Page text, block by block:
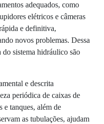
adequados, como
elétricos e câmeras
e definitiva,
novos problemas. Dessa
sistema hidráulico são
e descrita
periódica de caixas de
e tanques, além de
as tubulações, ajudam